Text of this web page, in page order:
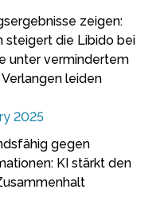
zeigen:
steigert die Libido bei
unter vermindertem
leiden
2025
gegen
KI stärkt den